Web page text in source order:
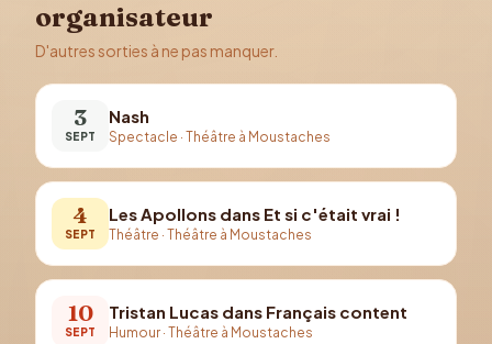
organisateur
D'autres sorties à ne pas manquer.
3
SEPT
Nash
Spectacle · Théâtre à Moustaches
4
SEPT
Les Apollons dans Et si c'était vrai !
Théâtre · Théâtre à Moustaches
10
SEPT
Tristan Lucas dans Français content
Humour · Théâtre à Moustaches